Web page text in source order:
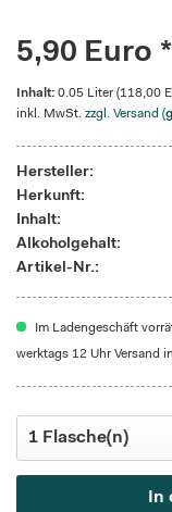
5,90 Euro *
Inhalt: 0.05 Liter (118,00
inkl. MwSt. zzgl. Versand (
Hersteller:
Herkunft:
Inhalt:
Alkoholgehalt:
Artikel-Nr.:
Im Ladengeschäft
werktags 12 Uhr Versand
In